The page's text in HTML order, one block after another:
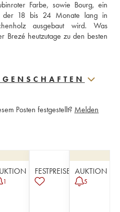
Farbe, sowie Bourg, ein
der 18 bis 24 Monate lang in
ausgebaut wird. Was
Brezé heutzutage zu den besten
Posten festgestellt? Melden
1
FESTPREISE AUKTION
5